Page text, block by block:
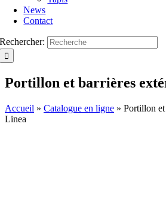
News
Contact
Rechercher:
Portillon et barrières
Accueil » Catalogue en ligne » Portillon et
Linea